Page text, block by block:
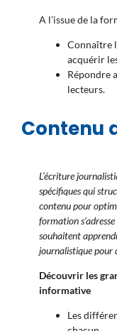
A l’issue de la
Connaître
acquérir
Répondre
lecteurs.
Contenu
L’écriture
spécifiques qui
contenu pour
formation
souhaitent
journalistique pour
Découvrir les
informative
Les